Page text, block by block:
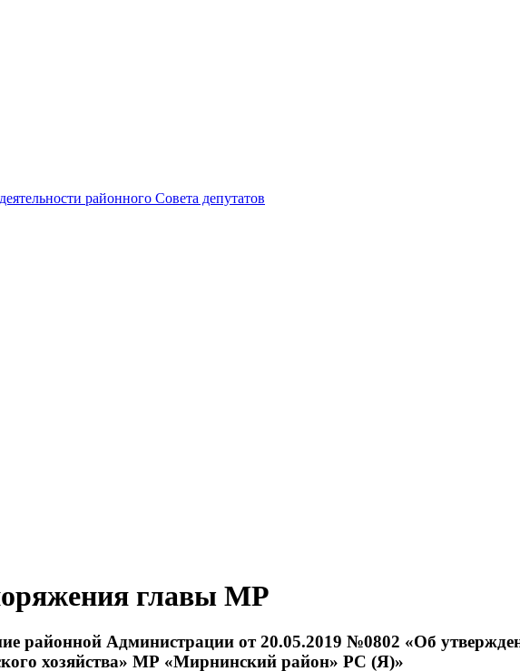
районного Совета депутатов
главы МР
районной Администрации от 20.05.2019 №0802 «Об
хозяйства» МР «Мирнинский район» РС (Я)»